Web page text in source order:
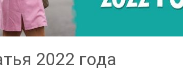
2022 года